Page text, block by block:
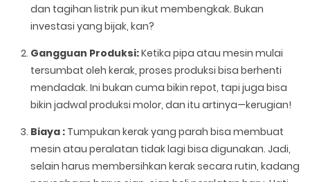
dan tagihan listrik pun ikut membengkak. Bukan
investasi yang bijak, kan?
Gangguan Produksi:Ketika pipa atau mesin mulai
tersumbat oleh kerak, proses produksi bisa berhenti
mendadak. Ini bukan cuma bikin repot, tapi juga bisa
bikin jadwal produksi molor, dan itu artinya—kerugian!
Biaya : Tumpukan kerak yang parah bisa membuat
mesin atau peralatan tidak lagi bisa digunakan. Jadi,
selain harus membersihkan kerak secara rutin, kadang